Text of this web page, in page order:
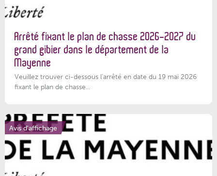
Arrêté fixant le plan de chasse 2026-2027 du
grand gibier dans le département de la
Mayenne
Veuillez trouver ci-dessous l’arrêté en date du 19 mai 2026
fixant le plan de chasse...
Avis d'affichage